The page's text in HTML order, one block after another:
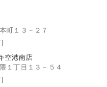
町１３－２７
空港南店
１丁目１３－５４